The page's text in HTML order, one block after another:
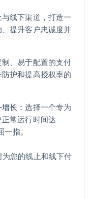
线下渠道，打造一
提升客户忠诚度并
、易于配置的支付
护和提高授权率的
长：选择一个专为
常运行时间达
指。
为您的线上和线下付